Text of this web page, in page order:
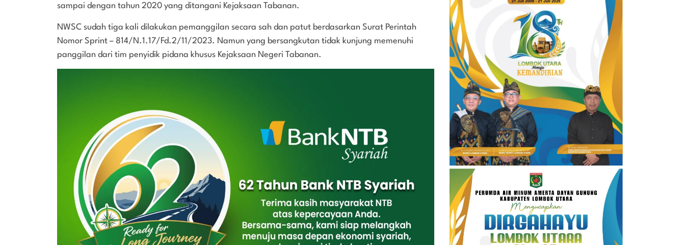
sampai dengan tahun 2020 yang ditangani Kejaksaan Tabanan.
NWSC sudah tiga kali dilakukan pemanggilan secara sah dan patut berdasarkan Surat Perintah
Nomor Sprint – 814/N.1.17/Fd.2/11/2023. Namun yang bersangkutan tidak kunjung memenuhi
panggilan dari tim penyidik pidana khusus Kejaksaan Negeri Tabanan.